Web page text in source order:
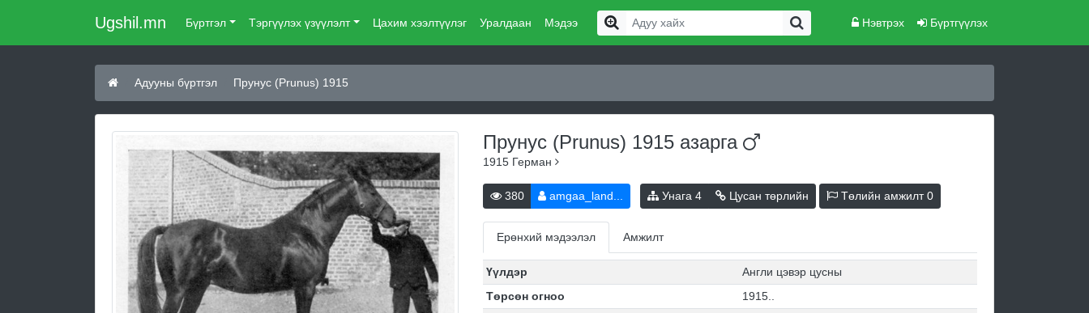
Ugshil.mn Бүртгэл Тэргүүлэх үзүүлэлт Цахим хээлтүүлэг Уралдаан Мэдээ Нэвтрэх Бүртгүүлэх
Адууны бүртгэл Прунус (Prunus) 1915
Прунус (Prunus) 1915 азарга
1915 Герман
380 amgaa_land... Унага 4 Цусан төрлийн Төлийн амжилт0
Ерөнхий мэдээлэл Амжилт
Үүлдэр
Англи цэвэр цусны
Төрсөн огноо
1915..